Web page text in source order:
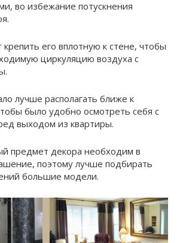
во избежание потускнения
его вплотную к стене, чтобы
циркуляцию воздуха с
лучше располагать ближе к
было удобно осмотреть себя с
выходом из квартиры.
предмет декора необходим в
поэтому лучше подбирать
большие модели.